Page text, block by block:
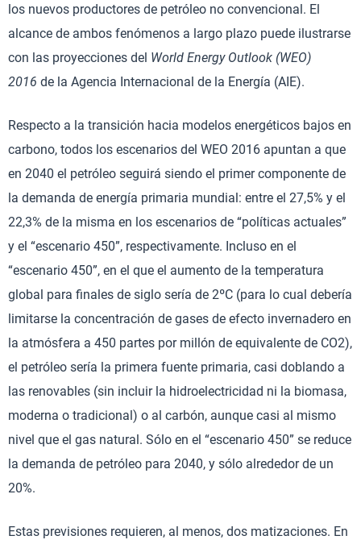
los nuevos productores de petróleo no convencional. El
alcance de ambos fenómenos a largo plazo puede ilustrarse
con las proyecciones del World Energy Outlook (WEO)
2016 de la Agencia Internacional de la Energía (AIE).
Respecto a la transición hacia modelos energéticos bajos en
carbono, todos los escenarios del WEO 2016 apuntan a que
en 2040 el petróleo seguirá siendo el primer componente de
la demanda de energía primaria mundial: entre el 27,5% y el
22,3% de la misma en los escenarios de “políticas actuales”
y el “escenario 450”, respectivamente. Incluso en el
“escenario 450”, en el que el aumento de la temperatura
global para finales de siglo sería de 2ºC (para lo cual debería
limitarse la concentración de gases de efecto invernadero en
la atmósfera a 450 partes por millón de equivalente de CO2),
el petróleo sería la primera fuente primaria, casi doblando a
las renovables (sin incluir la hidroelectricidad ni la biomasa,
moderna o tradicional) o al carbón, aunque casi al mismo
nivel que el gas natural. Sólo en el “escenario 450” se reduce
la demanda de petróleo para 2040, y sólo alrededor de un
20%.
Estas previsiones requieren, al menos, dos matizaciones. En